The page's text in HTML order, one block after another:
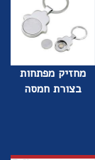
מחזיק מפתחות
בצורת חמסה